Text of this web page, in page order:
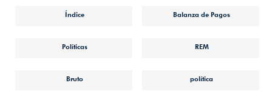
Índice Balanza de Pagos
Políticas REM
Bruto política